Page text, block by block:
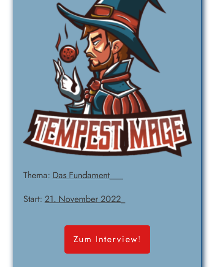
Thema: Das Fundament___
Start: 21. November 2022_
Zum Interview!